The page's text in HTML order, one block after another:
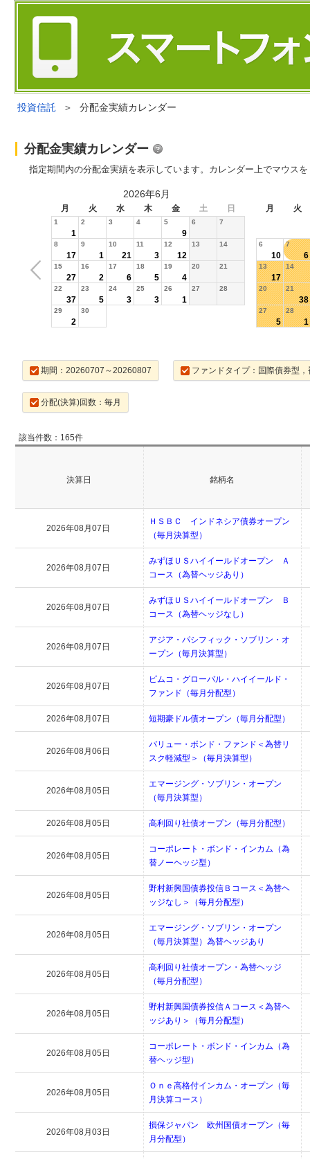
投資信託 ＞ 分配金実績カレンダー
分配金実績カレンダー
指定期間内の分配金実績を表示しています。カレンダー上でマウス
2026年6月
月 火 水 木 金 土 日 月 火
1
1
2 3 4 5
9
6 7
8
17
9
1
10
21
11
3
12
12
13 14
15
27
16
2
17
6
18
5
19
4
20 21
22
37
23
5
24
3
25
3
26
1
27 28
29
2
30
6
10
7
6
13
17
14
20 21
38
27
5
28
1
期間：20260707～20260807 ファンドタイプ：国際債券型
分配(決算)回数：毎月
該当件数：165件
決算日 銘柄名
2026年08月07日
ＨＳＢＣ インドネシア債券オープン
（毎月決算型）
2026年08月07日
みずほＵＳハイイールドオープン Ａ
コース（為替ヘッジあり）
2026年08月07日
みずほＵＳハイイールドオープン Ｂ
コース（為替ヘッジなし）
2026年08月07日
アジア・パシフィック・ソブリン・オ
ープン（毎月決算型）
2026年08月07日
ピムコ・グローバル・ハイイールド・
ファンド（毎月分配型）
2026年08月07日 短期豪ドル債オープン（毎月分配型）
2026年08月06日
バリュー・ボンド・ファンド＜為替リ
スク軽減型＞（毎月決算型）
2026年08月05日
エマージング・ソブリン・オープン
（毎月決算型）
2026年08月05日 高利回り社債オープン（毎月分配型）
2026年08月05日
コーポレート・ボンド・インカム（為
替ノーヘッジ型）
2026年08月05日
野村新興国債券投信Ｂコース＜為替ヘ
ッジなし＞（毎月分配型）
2026年08月05日
エマージング・ソブリン・オープン
（毎月決算型）為替ヘッジあり
2026年08月05日
高利回り社債オープン・為替ヘッジ
（毎月分配型）
2026年08月05日
野村新興国債券投信Ａコース＜為替ヘ
ッジあり＞（毎月分配型）
2026年08月05日
コーポレート・ボンド・インカム（為
替ヘッジ型）
2026年08月05日
Ｏｎｅ高格付インカム・オープン（毎
月決算コース）
2026年08月03日
損保ジャパン 欧州国債オープン（毎
月分配型）